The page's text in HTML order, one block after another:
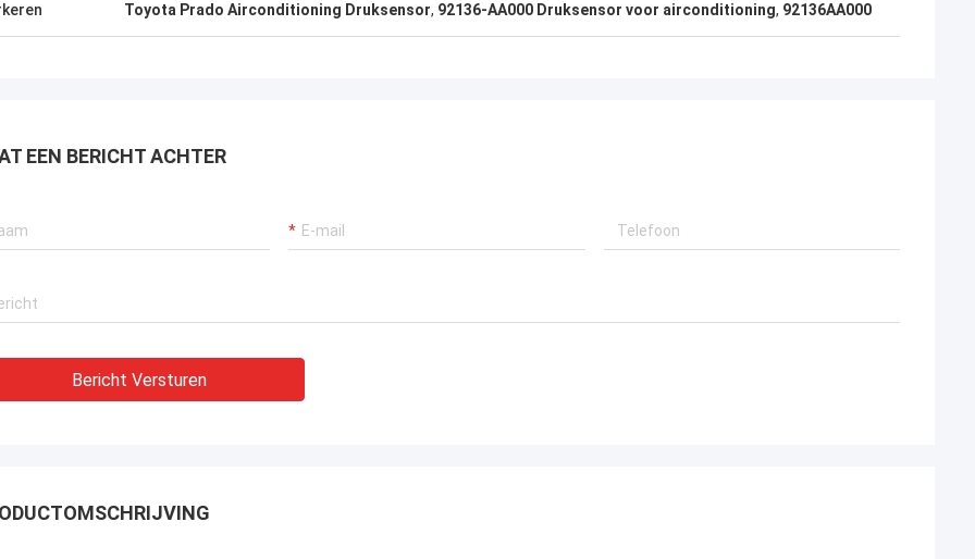
Toyota Prado Airconditioning Druksensor, 92136-AA000 Druksensor voor airconditioning, 92136AA000
EEN BERICHT ACHTER
Bericht Versturen